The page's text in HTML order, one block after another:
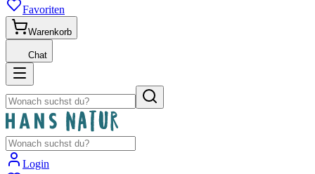
Favoriten
Warenkorb
Chat
Login